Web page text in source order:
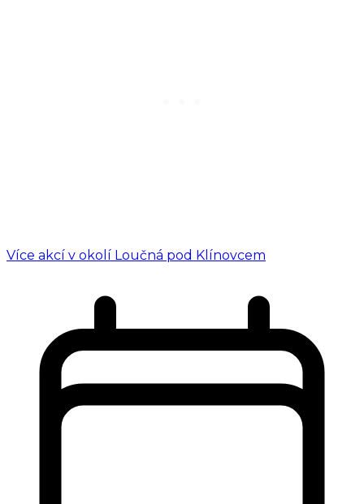
Více akcí v okolí Loučná pod Klínovcem